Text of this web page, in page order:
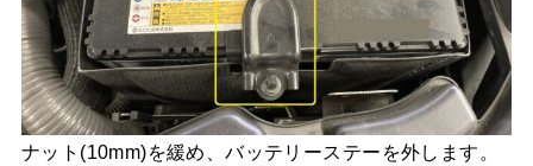
ナット(10mm)を緩め、バッテリーステーを外します。